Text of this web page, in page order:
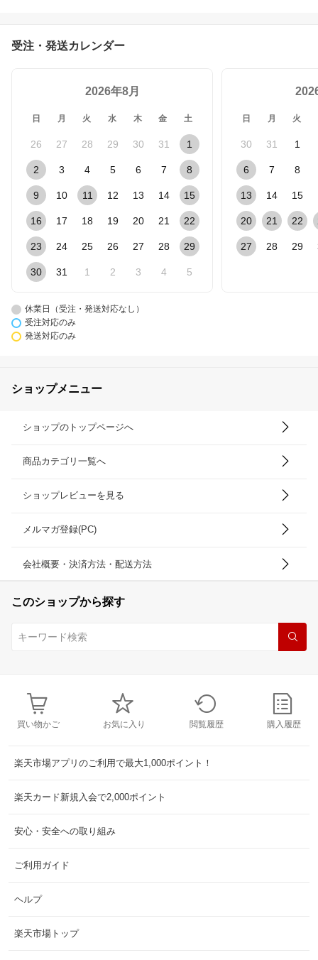
縄・離島へ配送不可】
受注・発送カレンダー
2026年8月
日 月 火 水 木 金 土
26 27 28 29 30 31 1
2 3 4 5 6 7 8
9 10 11 12 13 14 15
16 17 18 19 20 21 22
23 24 25 26 27 28 29
30 31 1 2 3 4 5
日 月 火
30 31 1
6 7 8
13 14 15
20 21 22
27 28 29
休業日（受注・発送対応なし）
受注対応のみ
発送対応のみ
ショップメニュー
ショップのトップページへ
商品カテゴリ一覧へ
ショップレビューを見る
メルマガ登録(PC)
会社概要・決済方法・配送方法
このショップから探す
買い物かご お気に入り 閲覧履歴 購入履歴
楽天市場アプリのご利用で最大1,000ポイント！
楽天カード新規入会で2,000ポイント
安心・安全への取り組み
ご利用ガイド
ヘルプ
楽天市場トップ